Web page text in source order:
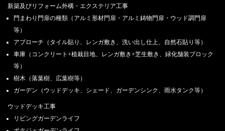
新築及びリフォーム外構・エクステリア工事
門まわり門扉の種類（アルミ形材門扉・アルミ鋳物門扉・ウッド調門扉
等）
アプローチ（タイル貼り、レンガ敷き、洗い出し仕上、自然石貼り等）
車庫（コンクリート+植栽目地、レンガ敷き+芝生敷き、緑化舗装ブロック
等）
樹木（落葉樹、広葉樹等）
ガーデン（ウッドデッキ、シェード、ガーデンシンク、雨水タンク等）
ウッドデッキ工事
リビングガーデンライフ